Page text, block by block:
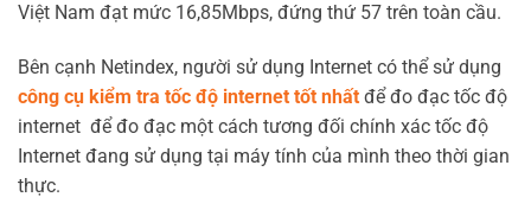
Việt Nam đạt mức 16,85Mbps, đứng thứ 57 trên toàn cầu.
Bên cạnh Netindex, người sử dụng Internet có thể sử dụng
công cụ kiểm tra tốc độ internet tốt nhất để đo đạc tốc độ
internet để đo đạc một cách tương đối chính xác tốc độ
Internet đang sử dụng tại máy tính của mình theo thời gian
thực.